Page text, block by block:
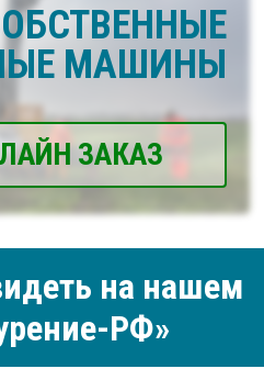
МАШИНЫ
ЗАКАЗ
на нашем
РФ»